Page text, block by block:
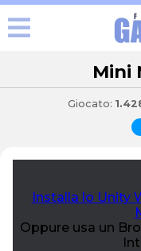
Mini
Giocato:
Installa lo Unity
Oppure usa un